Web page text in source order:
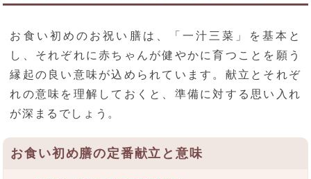
お食い初めのお祝い膳は、「一汁三菜」を基本と
し、それぞれに赤ちゃんが健やかに育つことを願う
縁起の良い意味が込められています。献立とそれぞ
れの意味を理解しておくと、準備に対する思い入れ
が深まるでしょう。
お食い初め膳の定番献立と意味